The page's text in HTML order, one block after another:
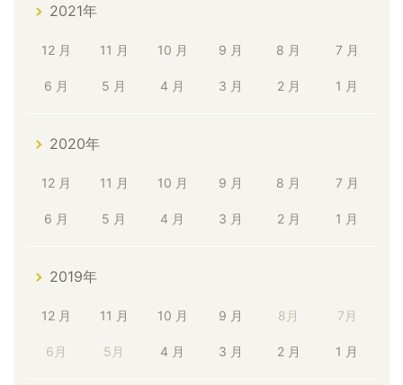
2021年
12 月 11 月 10 月 9 月 8 月 7 月
6 月 5 月 4 月 3 月 2 月 1 月
2020年
12 月 11 月 10 月 9 月 8 月 7 月
6 月 5 月 4 月 3 月 2 月 1 月
2019年
12 月 11 月 10 月 9 月 8月 7月
6月 5月 4 月 3 月 2 月 1 月